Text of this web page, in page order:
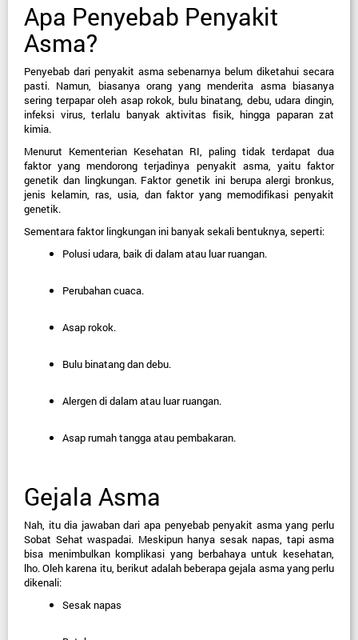
Apa Penyebab Penyakit
Asma?
Penyebab dari penyakit asma sebenarnya belum diketahui secara
pasti. Namun, biasanya orang yang menderita asma biasanya
sering terpapar oleh asap rokok, bulu binatang, debu, udara dingin,
infeksi virus, terlalu banyak aktivitas fisik, hingga paparan zat
kimia.
Menurut Kementerian Kesehatan RI, paling tidak terdapat dua
faktor yang mendorong terjadinya penyakit asma, yaitu faktor
genetik dan lingkungan. Faktor genetik ini berupa alergi bronkus,
jenis kelamin, ras, usia, dan faktor yang memodifikasi penyakit
genetik.
Sementara faktor lingkungan ini banyak sekali bentuknya, seperti:
Polusi udara, baik di dalam atau luar ruangan.
Perubahan cuaca.
Asap rokok.
Bulu binatang dan debu.
Alergen di dalam atau luar ruangan.
Asap rumah tangga atau pembakaran.
Gejala Asma
Nah, itu dia jawaban dari apa penyebab penyakit asma yang perlu
Sobat Sehat waspadai. Meskipun hanya sesak napas, tapi asma
bisa menimbulkan komplikasi yang berbahaya untuk kesehatan,
lho. Oleh karena itu, berikut adalah beberapa gejala asma yang perlu
dikenali:
Sesak napas